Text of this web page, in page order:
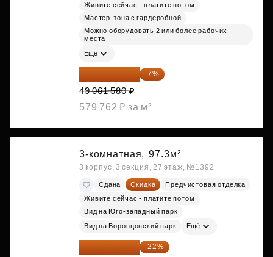
Живите сейчас - платите потом
Мастер-зона с гардеробной
Можно оборудовать 2 или более рабочих
места
Ещё
45 627 269 ₽ -7%
49 061 580 ₽
579 762 ₽ за м²
3-комнатная, 97.3м²
3 корпус, 3 секция, 27 этаж, №1392
Сдана Скидка
Предчистовая отделка
Живите сейчас - платите потом
Вид на Юго-западный парк
Вид на Воронцовский парк Ещё
45 984 175 ₽ -22%